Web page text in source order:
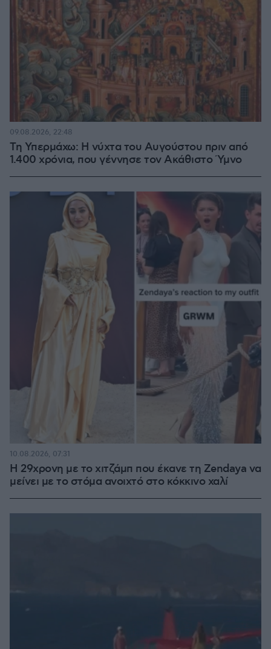
Τη Υπερμάχω: Η νύχτα του Αυγούστου πριν από
1.400 χρόνια, που γέννησε τον Ακάθιστο Ύμνο
09.08.2026, 22:48
Η 29χρονη με το χιτζάμπ που έκανε τη Zendaya να
μείνει με το στόμα ανοιχτό στο κόκκινο χαλί
10.08.2026, 07:31